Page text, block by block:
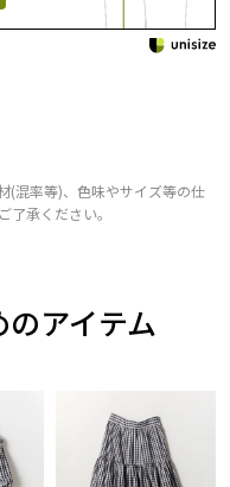
(混率等)、色味やサイズ等の仕
承ください。
アイテム